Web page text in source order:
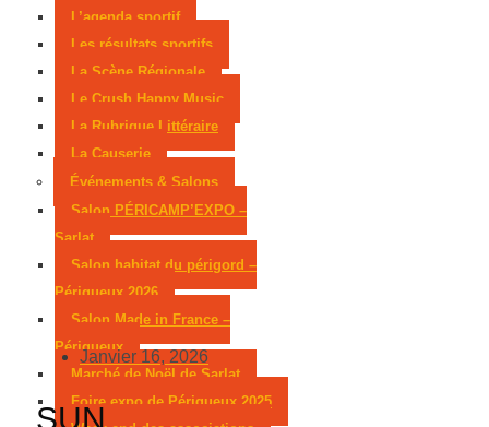
L’agenda sportif
Les résultats sportifs
La Scène Régionale
Le Crush Happy Music
La Rubrique Littéraire
La Causerie
Événements & Salons
Salon PÉRICAMP’EXPO –
Sarlat
Salon habitat du périgord –
Périgueux 2026
Salon Made in France –
Périgueux
Marché de Noël de Sarlat
Foire expo de Périgueux 2025
Janvier 16, 2026
SUN